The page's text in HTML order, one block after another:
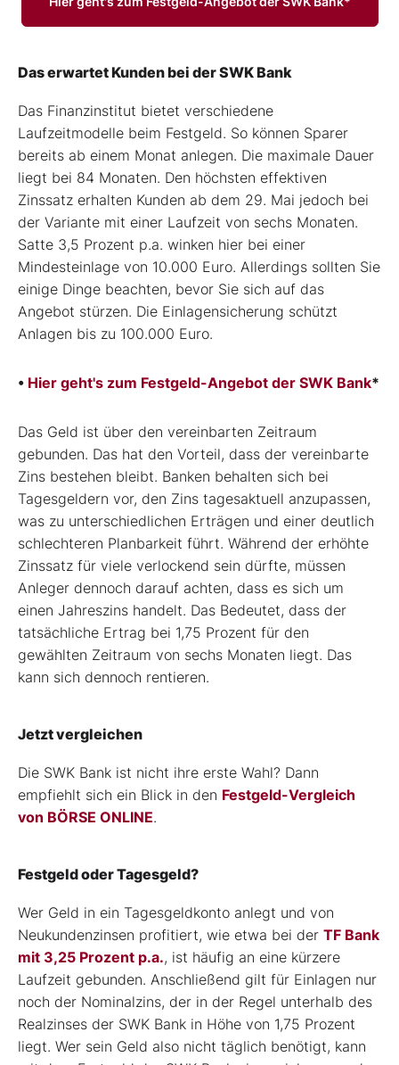
Das erwartet Kunden bei der SWK Bank
Das Finanzinstitut bietet verschiedene
Laufzeitmodelle beim Festgeld. So können Sparer
bereits ab einem Monat anlegen. Die maximale Dauer
liegt bei 84 Monaten. Den höchsten effektiven
Zinssatz erhalten Kunden ab dem 29. Mai jedoch bei
der Variante mit einer Laufzeit von sechs Monaten.
Satte 3,5 Prozent p.a. winken hier bei einer
Mindesteinlage von 10.000 Euro. Allerdings sollten Sie
einige Dinge beachten, bevor Sie sich auf das
Angebot stürzen. Die Einlagensicherung schützt
Anlagen bis zu 100.000 Euro.
• Hier geht's zum Festgeld-Angebot der SWK Bank*
Das Geld ist über den vereinbarten Zeitraum
gebunden. Das hat den Vorteil, dass der vereinbarte
Zins bestehen bleibt. Banken behalten sich bei
Tagesgeldern vor, den Zins tagesaktuell anzupassen,
was zu unterschiedlichen Erträgen und einer deutlich
schlechteren Planbarkeit führt. Während der erhöhte
Zinssatz für viele verlockend sein dürfte, müssen
Anleger dennoch darauf achten, dass es sich um
einen Jahreszins handelt. Das Bedeutet, dass der
tatsächliche Ertrag bei 1,75 Prozent für den
gewählten Zeitraum von sechs Monaten liegt. Das
kann sich dennoch rentieren.
Jetzt vergleichen
Die SWK Bank ist nicht ihre erste Wahl? Dann
empfiehlt sich ein Blick in den Festgeld-Vergleich
von BÖRSE ONLINE.
Festgeld oder Tagesgeld?
Wer Geld in ein Tagesgeldkonto anlegt und von
Neukundenzinsen profitiert, wie etwa bei der TF Bank
mit 3,25 Prozent p.a., ist häufig an eine kürzere
Laufzeit gebunden. Anschließend gilt für Einlagen nur
noch der Nominalzins, der in der Regel unterhalb des
Realzinses der SWK Bank in Höhe von 1,75 Prozent
liegt. Wer sein Geld also nicht täglich benötigt, kann